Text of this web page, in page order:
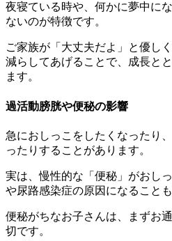
夜寝ている時や、何かに夢中に
ないのが特徴です。
ご家族が「大丈夫だよ」と優し
減らしてあげることで、成長と
ます。
過活動膀胱や便秘の影響
急におしっこをしたくなったり
ったりすることがあります。
実は、慢性的な「便秘」がおし
や尿路感染症の原因になること
便秘がちなお子さんは、まずお
切です。